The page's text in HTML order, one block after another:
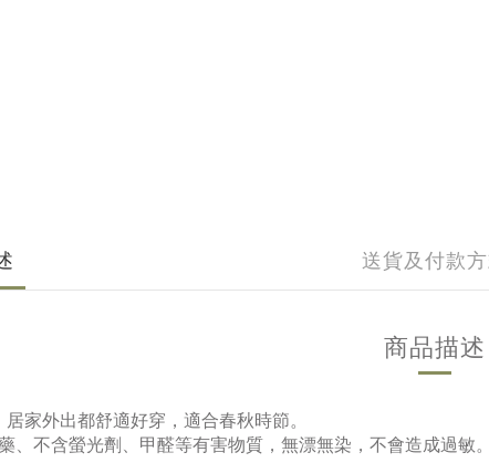
送貨及付款
商品描述
家外出都舒適好穿，適合春秋時節。
、不含螢光劑、甲醛等有害物質，無漂無染，不會造成過敏。